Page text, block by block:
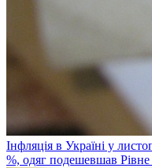
Інфляція в Україні у
%, одяг подешевшав